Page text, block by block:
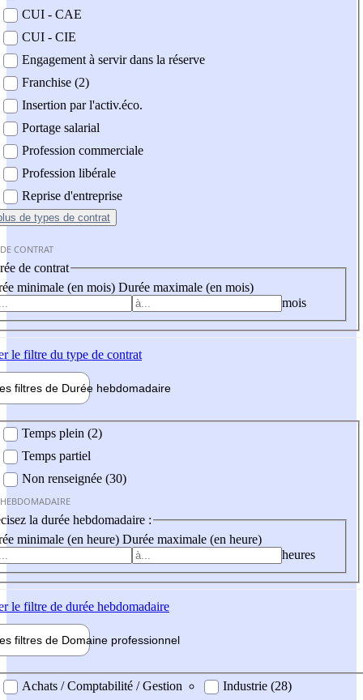
CUI - CAE
CUI - CIE
Engagement à servir dans la réserve
Franchise (2)
Insertion par l'activ.éco.
Portage salarial
Profession commerciale
Profession libérale
Reprise d'entreprise
de types de contrat
CONTRAT
de contrat
minimale (en mois) Durée maximale (en mois)
mois
le filtre du type de contrat
filtres de Durée hebdomadaire
Temps plein (2)
Temps partiel
Non renseignée (30)
la durée hebdomadaire :
minimale (en heure) Durée maximale (en heure)
heures
le filtre de durée hebdomadaire
filtres de Domaine professionnel
professionel
Achats / Comptabilité / Gestion
Industrie (28)